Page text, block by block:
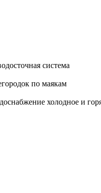
система
по маякам
холодное и